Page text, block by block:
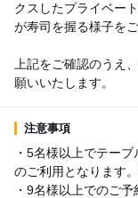
クスしたプライベー
が寿司を握る様子を
上記をご確認のうえ
願いいたします。
注意事項
・5名様以上でテー
のご利用となります
・9名様以上でのご